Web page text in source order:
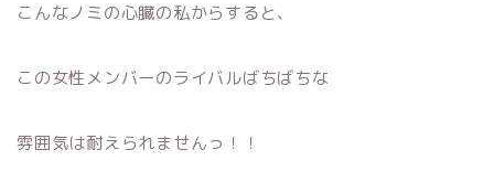
こんなノミの心臓の私からすると、
この女性メンバーのライバルばちばちな
雰囲気は耐えられませんっ！！